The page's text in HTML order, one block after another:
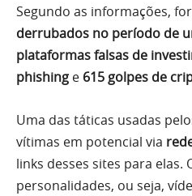
Segundo as informações,
derrubados no período de
plataformas falsas de
phishing e 615 golpes de
Uma das táticas usadas
vítimas em potencial via
links desses sites para elas.
personalidades, ou seja,